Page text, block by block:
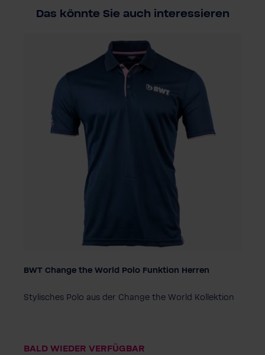
Das könnte Sie auch interessieren
Größe
BWT Change the World Polo Funktion Herren
Stylisches Polo aus der Change the World Kollektion
BALD WIEDER VERFÜGBAR